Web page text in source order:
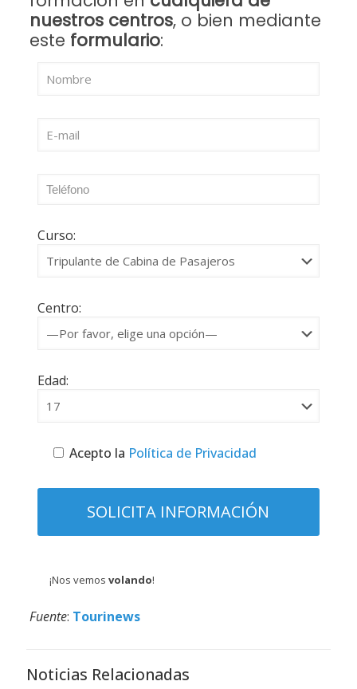
nuestros centros, o bien mediante
este formulario:
Curso:
Centro:
Edad:
Acepto la Política de Privacidad
¡Nos vemos volando!
Fuente: Tourinews
Noticias Relacionadas